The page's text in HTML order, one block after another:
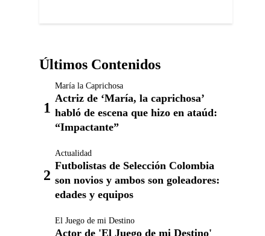
Últimos Contenidos
María la Caprichosa
Actriz de ‘María, la caprichosa’
habló de escena que hizo en ataúd:
“Impactante”
Actualidad
Futbolistas de Selección Colombia
son novios y ambos son goleadores:
edades y equipos
El Juego de mi Destino
Actor de 'El Juego de mi Destino'